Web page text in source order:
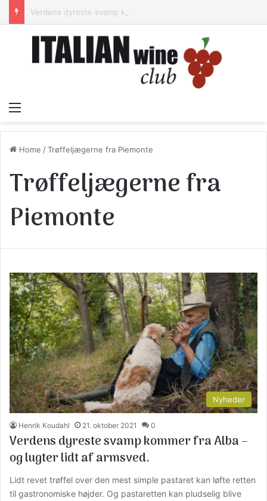
Home /Trøffeljægerne fra Piemonte
Trøffeljægerne fra
Piemonte
Nyheder
Henrik Koudahl 21. oktober 2021 0
Verdens dyreste svamp kommer fra Alba –
og lugter lidt af armsved.
Lidt revet trøffel over den mest simple pastaret kan løfte retten
til gastronomiske højder. Og pastaretten kan pludselig blive